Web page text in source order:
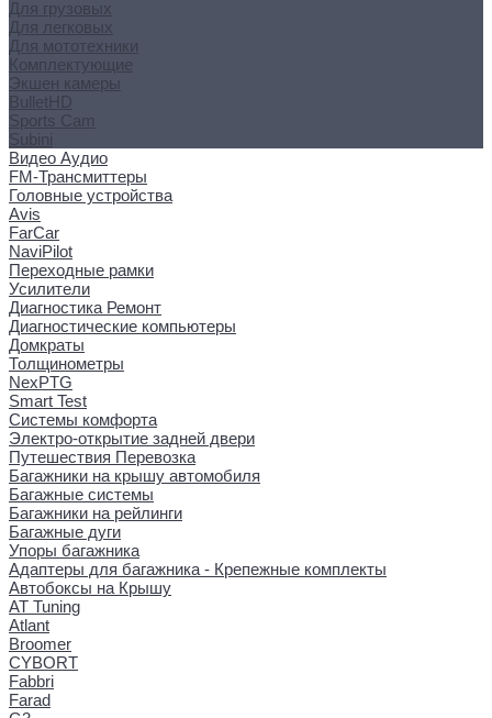
Для грузовых
Для легковых
Для мототехники
Комплектующие
Экшен камеры
BulletHD
Sports Cam
Subini
Видео Аудио
FM-Трансмиттеры
Головные устройства
Avis
FarCar
NaviPilot
Переходные рамки
Усилители
Диагностика Ремонт
Диагностические компьютеры
Домкраты
Толщинометры
NexPTG
Smart Test
Системы комфорта
Электро-открытие задней двери
Путешествия Перевозка
Багажники на крышу автомобиля
Багажные системы
Багажники на рейлинги
Багажные дуги
Упоры багажника
Адаптеры для багажника - Крепежные комплекты
Автобоксы на Крышу
AT Tuning
Atlant
Broomer
CYBORT
Fabbri
Farad